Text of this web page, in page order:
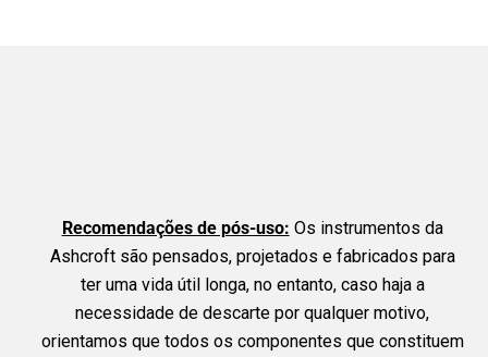
Recomendações de pós-uso: Os instrumentos da
Ashcroft são pensados, projetados e fabricados para
ter uma vida útil longa, no entanto, caso haja a
necessidade de descarte por qualquer motivo,
orientamos que todos os componentes que constituem